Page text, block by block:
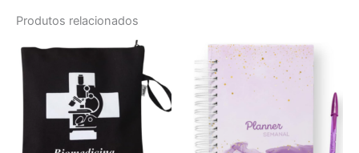
Produtos relacionados